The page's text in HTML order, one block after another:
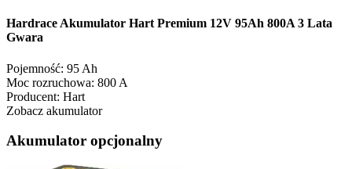
Hardrace Akumulator Hart Premium 12V 95Ah 800A 3 Lata
Gwara
Pojemność: 95 Ah
Moc rozruchowa: 800 A
Producent: Hart
Zobacz akumulator
Akumulator opcjonalny